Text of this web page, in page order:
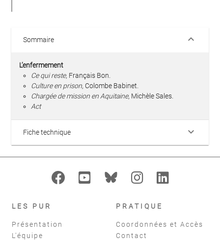
Sommaire keyboard_arrow_down
L’enfermement
Ce qui reste, Français Bon.
Culture en prison, Colombe Babinet.
Chargée de mission en Aquitaine, Michèle Sales.
Act
Fiche technique keyboard_arrow_down
LES PUR
Présentation
L'équipe
PRATIQUE
Coordonnées et Accès
Contact